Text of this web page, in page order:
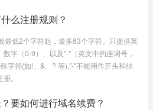
么注册规则？
最低2个字符起，最多63个字符。只提供英
字（0-9）、以及"-"（英文中的连词号，
字符(如!、&、? 等),"-"不能用作开头和结
。
要如何进行域名续费？